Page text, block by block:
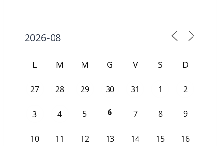
L M M G V S D
27 28 29 30 31 1 2
3 4 5 6 7 8 9
10 11 12 13 14 15 16